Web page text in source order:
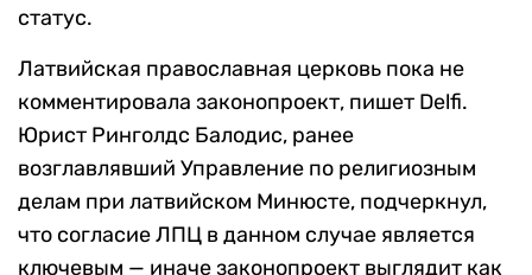
статус.
Латвийская православная церковь пока не
комментировала законопроект, пишет Delfi.
Юрист Ринголдс Балодис, ранее
возглавлявший Управление по религиозным
делам при латвийском Минюсте, подчеркнул,
что согласие ЛПЦ в данном случае является
ключевым — иначе законопроект выглядит как